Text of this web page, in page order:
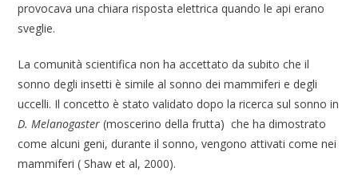
provocava una chiara risposta elettrica quando le api erano
sveglie.
La comunità scientifica non ha accettato da subito che il
sonno degli insetti è simile al sonno dei mammiferi e degli
uccelli. Il concetto è stato validato dopo la ricerca sul sonno in
D. Melanogaster (moscerino della frutta) che ha dimostrato
come alcuni geni, durante il sonno, vengono attivati come nei
mammiferi ( Shaw et al, 2000).